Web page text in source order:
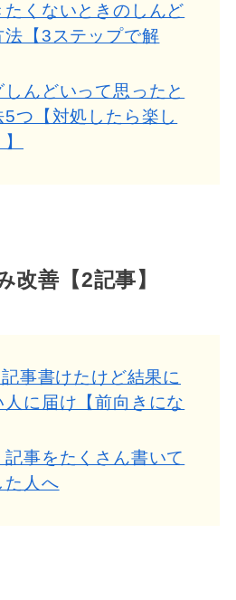
くないときのしんど
法【3ステップで解
んどいって思ったと
5つ【対処したら楽し
改善【2記事】
事書けたけど結果に
に届け【前向きにな
事をたくさん書いて
た人へ